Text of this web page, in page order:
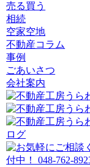
売る買う
相続
空家空地
不動産コラム
事例
ごあいさつ
会社案内